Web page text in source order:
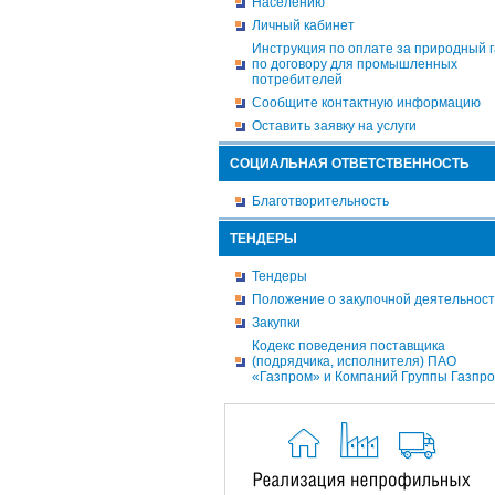
Личный кабинет
Инструкция по оплате за природный
по договору для промышленных
потребителей
Сообщите контактную информацию
Оставить заявку на услуги
СОЦИАЛЬНАЯ ОТВЕТСТВЕННОСТЬ
Благотворительность
ТЕНДЕРЫ
Тендеры
Положение о закупочной
Закупки
Кодекс поведения поставщика
(подрядчика, исполнителя) ПАО
«Газпром» и Компаний Группы